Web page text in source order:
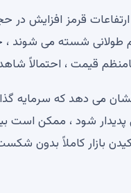
قرمز افزایش
شسته می شوند ،
قیمت ، احتمالاً
نشان می دهد که سرمایه